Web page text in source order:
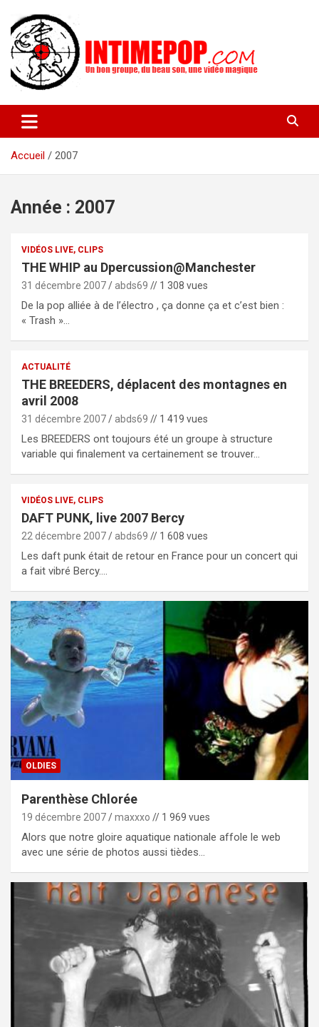
contenu
intimepop.com
actuelles pop rock, post-rock, indé sur Lyon. rock pop concert
lyon
Accueil
2007
Année : 2007
VIDÉOS LIVE, CLIPS
THE WHIP au Dpercussion@Manchester
31 décembre 2007 abds69 // 1 308 vues
De la pop alliée à de l’électro , ça donne ça et c’est bien :
« Trash »…
ACTUALITÉ
THE BREEDERS, déplacent des montagnes en
avril 2008
31 décembre 2007 abds69 // 1 419 vues
Les BREEDERS ont toujours été un groupe à structure
variable qui finalement va certainement se trouver…
VIDÉOS LIVE, CLIPS
DAFT PUNK, live 2007 Bercy
22 décembre 2007 abds69 // 1 608 vues
Les daft punk était de retour en France pour un concert qui
a fait vibré Bercy.…
OLDIES
Parenthèse Chlorée
19 décembre 2007 maxxxo // 1 969 vues
Alors que notre gloire aquatique nationale affole le web
avec une série de photos aussi tièdes…